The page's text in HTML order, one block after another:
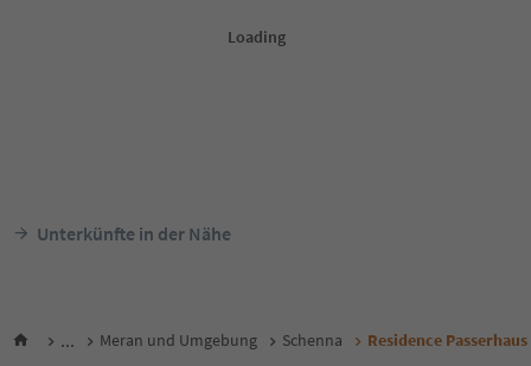
Unterkünfte in der Nähe
... Meran und Umgebung Schenna Residence Passerhaus